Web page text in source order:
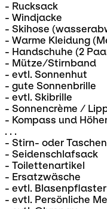
- Rucksack
- Windjacke
- Skihose
- Warme Kleidung
- Handschuhe (2
- Mütze/Stirnband
- evtl. Sonnenhut
- gute Sonnenbrille
- evtl. Skibrille
- Sonnencrème /
- Kompass und
. . .
- Stirn- oder
- Seidenschlafsack
- Toilettenartikel
- Ersatzwäsche
- evtl. Blasenpflaster
- evtl. Persönliche